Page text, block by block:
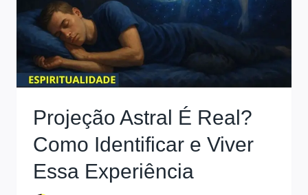
Projeção Astral É Real?
Como Identificar e Viver
Essa Experiência